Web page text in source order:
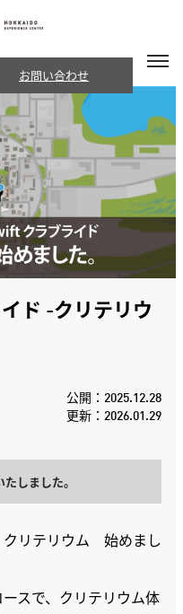
お問い合わせ
ド -クリテリウ
公開：2025.12.28
更新：2026.01.29
しました。
クリテリウム 始めまし
スで、クリテリウム体